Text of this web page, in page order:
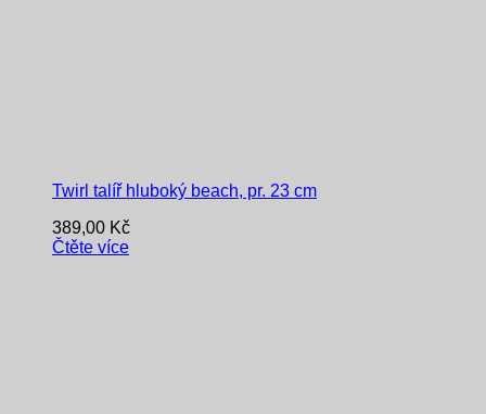
Twirl talíř hluboký beach, pr. 23 cm
389,00 Kč
Čtěte více